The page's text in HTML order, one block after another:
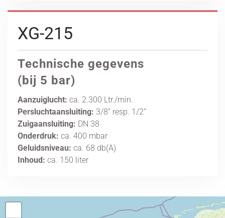
XG-215
Technische gegevens
(bij 5 bar)
Aanzuiglucht: ca. 2.300 Ltr./min.
Persluchtaansluiting: 3/8“ resp. 1/2“
Zuigaansluiting: DN 38
Onderdruk: ca. 400 mbar
Geluidsniveau: ca. 68 db(A)
Inhoud: ca. 150 liter